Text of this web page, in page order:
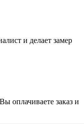
и делает замер
оплачиваете заказ и